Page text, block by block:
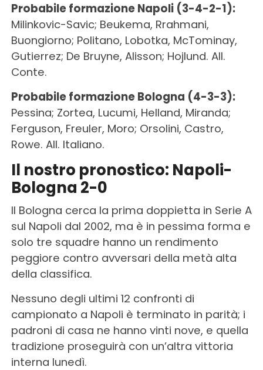
Probabile formazione Napoli (3-4-2-1):
Milinkovic-Savic; Beukema, Rrahmani,
Buongiorno; Politano, Lobotka, McTominay,
Gutierrez; De Bruyne, Alisson; Hojlund. All.
Conte.
Probabile formazione Bologna (4-3-3):
Pessina; Zortea, Lucumi, Helland, Miranda;
Ferguson, Freuler, Moro; Orsolini, Castro,
Rowe. All. Italiano.
Il nostro pronostico: Napoli-
Bologna 2-0
Il Bologna cerca la prima doppietta in Serie A
sul Napoli dal 2002, ma è in pessima forma e
solo tre squadre hanno un rendimento
peggiore contro avversari della metà alta
della classifica.
Nessuno degli ultimi 12 confronti di
campionato a Napoli è terminato in parità; i
padroni di casa ne hanno vinti nove, e quella
tradizione proseguirà con un’altra vittoria
interna lunedì.